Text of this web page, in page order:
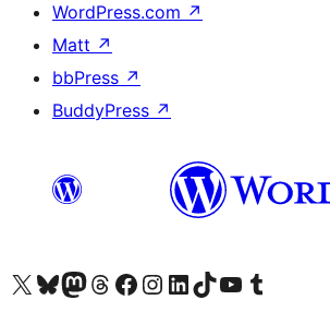
WordPress.com ↗
Matt ↗
bbPress ↗
BuddyPress ↗
Visit our X (formerly Twitter) account
Visit our Bluesky account
Завітайте до нашої стрічки в Mastodon
Visit our Threads account
Завітайте на нашу сторінку в Facebook
Visit our Instagram account
Visit our LinkedIn account
Visit our TikTok account
Visit our YouTube channel
Visit our Tumblr account